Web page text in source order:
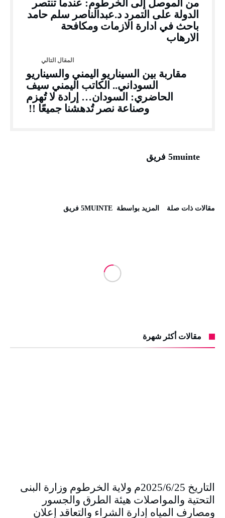
من الموصل إلى الخرطوم: عندما تنتصر
الدولة على التمرد د.عبدالناصر سلم حامد
باحث في ادارة الازمات ومكافحة
الارهاب
مقاربة بين السيناريو اليمني والسيناريو
السوداني.. الكاتب اليمني سيف
الحاضري: السودان… إرادة لا تُهزم
وصناعة نصر تُدهشنا جميعًا !!
5muinte فريق
‫مقالات ذات صلة‬ ‫‫المزيد بواسطة‬ ‬ 5MUINTE فريق
مقالات أكثر شهرة
التاريخ 2025/6/25م ولاية الخرطوم وزارة البنى
التحتية والمواصلات هيئة الطرق والجسور
ومصارف المياه إدارة الشراء والتعاقد إعلان